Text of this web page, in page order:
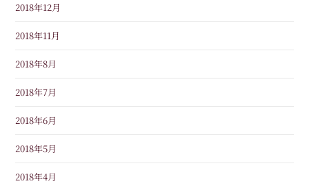
2018年12月
2018年11月
2018年8月
2018年7月
2018年6月
2018年5月
2018年4月